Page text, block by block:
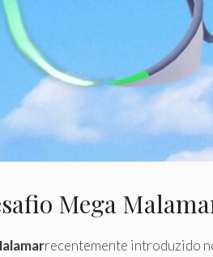
Mega
recentemente introduzido